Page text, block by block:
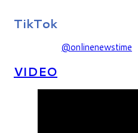
TikTok
@onlinenewstime
VIDEO